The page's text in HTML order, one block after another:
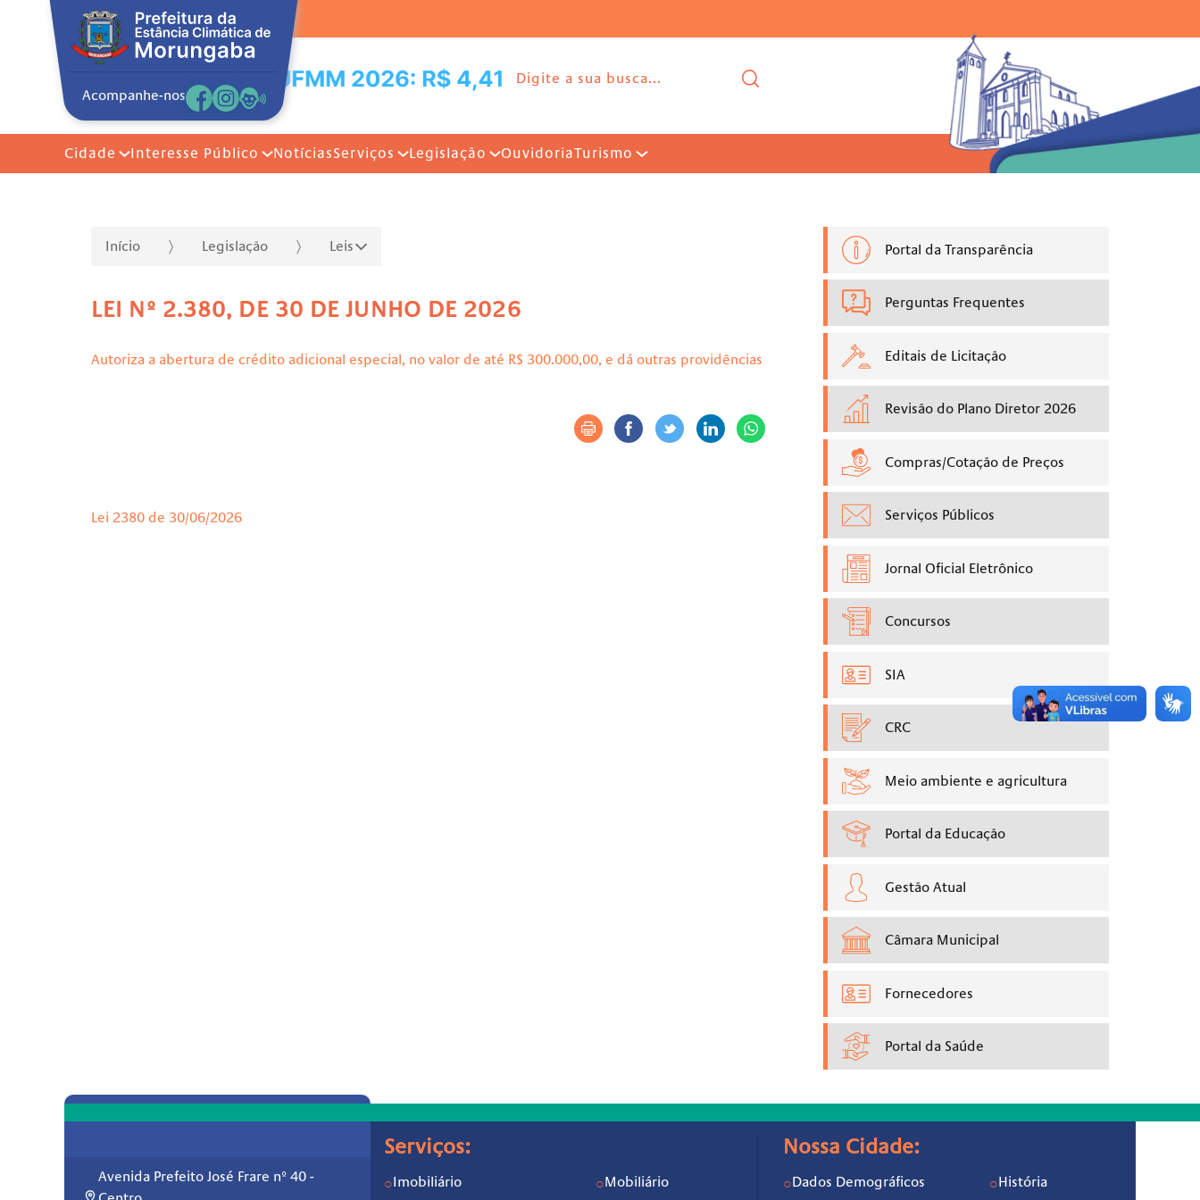
Acompanhe-nos
Cidade Interesse Público NotíciasServiços Legislação OuvidoriaTurismo
Início Legislação Leis
LEI Nº 2.380, DE 30 DE JUNHO DE 2026
Autoriza a abertura de crédito adicional especial, no valor de até R$ 300.000,00, e dá outras providências
Lei 2380 de 30/06/2026
Portal da Transparência
Perguntas Frequentes
Editais de Licitação
Revisão do Plano Diretor 2026
Compras/Cotação de Preços
Serviços Públicos
Jornal Oficial Eletrônico
Concursos
SIA
CRC
Meio ambiente e agricultura
Portal da Educação
Gestão Atual
Câmara Municipal
Fornecedores
Portal da Saúde
Avenida Prefeito José Frare nº 40 -
Serviços:
○Imobiliário ○Mobiliário
Nossa Cidade:
○Dados Demográficos ○História